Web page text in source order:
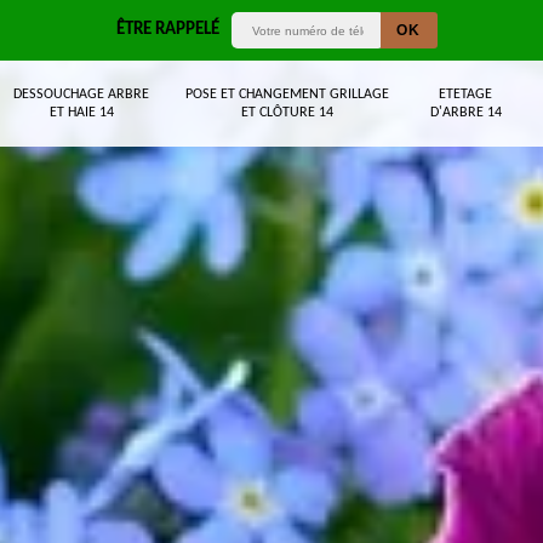
ÊTRE RAPPELÉ
DESSOUCHAGE ARBRE
ET HAIE 14
POSE ET CHANGEMENT GRILLAGE
ET CLÔTURE 14
ETETAGE
D'ARBRE 14